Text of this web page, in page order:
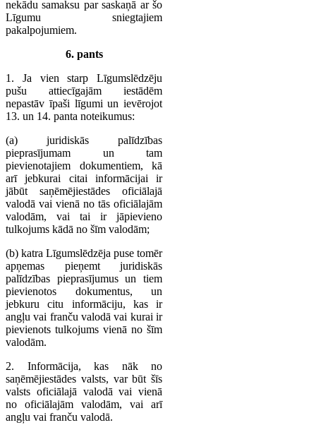
nekādu samaksu par saskaņā ar šo
Līgumu sniegtajiem
pakalpojumiem.
6. pants
1. Ja vien starp Līgumslēdzēju
pušu attiecīgajām iestādēm
nepastāv īpaši līgumi un ievērojot
13. un 14. panta noteikumus:
(a) juridiskās palīdzības
pieprasījumam un tam
pievienotajiem dokumentiem, kā
arī jebkurai citai informācijai ir
jābūt saņēmējiestādes oficiālajā
valodā vai vienā no tās oficiālajām
valodām, vai tai ir jāpievieno
tulkojums kādā no šīm valodām;
(b) katra Līgumslēdzēja puse tomēr
apņemas pieņemt juridiskās
palīdzības pieprasījumus un tiem
pievienotos dokumentus, un
jebkuru citu informāciju, kas ir
angļu vai franču valodā vai kurai ir
pievienots tulkojums vienā no šīm
valodām.
2. Informācija, kas nāk no
saņēmējiestādes valsts, var būt šīs
valsts oficiālajā valodā vai vienā
no oficiālajām valodām, vai arī
angļu vai franču valodā.